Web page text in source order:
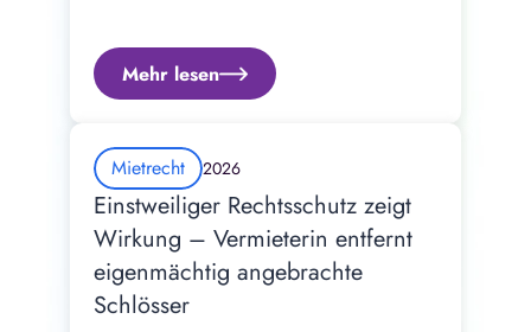
Mehr lesen
Mietrecht 2026
Einstweiliger Rechtsschutz zeigt
Wirkung – Vermieterin entfernt
eigenmächtig angebrachte
Schlösser